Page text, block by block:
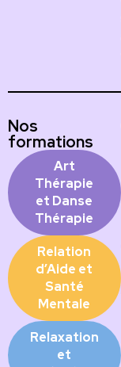
Nos
formations
Art
Thérapie
et Danse
Thérapie
Relation
d’Aide et
Santé
Mentale
Relaxation
et